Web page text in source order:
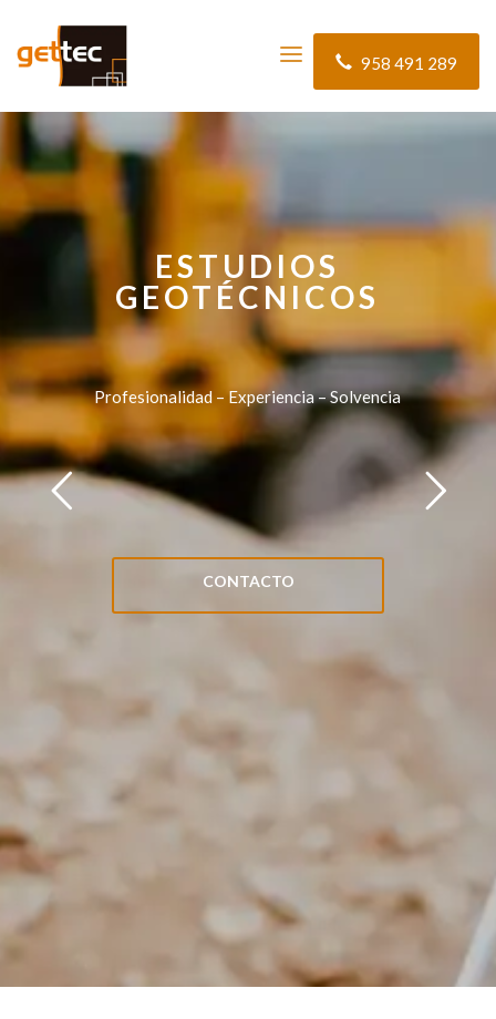
958 491 289
ESTUDIOS
GEOTÉCNICOS
Profesionalidad – Experiencia – Solvencia
CONTACTO